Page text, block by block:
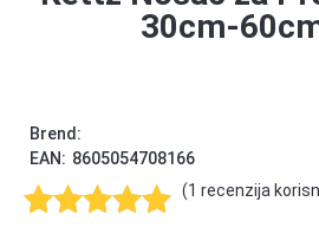
30cm-
Brend:
EAN: 8605054708166
(1 recenzija